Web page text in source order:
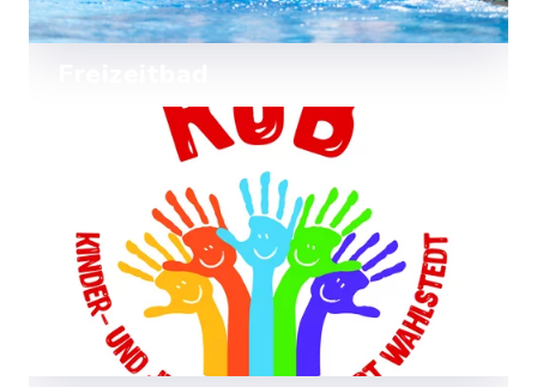
Aqua Fun – Ein Erlebnis für Jung und
Mehr lesen